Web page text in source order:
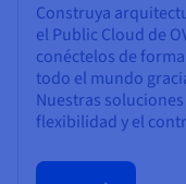
Construya
el Public Cloud de
conéctelos de
todo el mundo
Nuestras
flexibilidad y el